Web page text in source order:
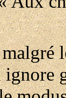
ignore